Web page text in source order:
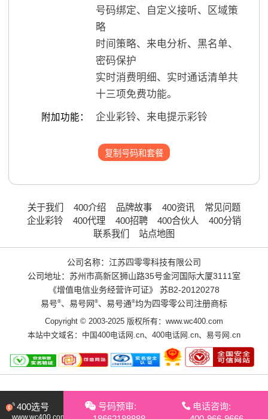
号码绑定、自定义接听、区域策
略
时间策略、来电分析、黑名单、
密码保护
实时消费明细、实时通话清单共
十三项免费功能。
附加功能： 企业彩铃、来电提示彩铃
复制号码和套餐
关于我们 400介绍 品牌故事 400资讯
常见问题
企业彩铃
400代理 400招聘 400合伙人
400分销
联系我们
站点地图
公司名称：江苏四零零科技有限公司
公司地址：苏州市高新区狮山路35号金河国际大厦3111室
《增值电信业务经营许可证》
苏B2-20120278
易号®、易号网 ®、易号通®均为四零零公司注册商标
Copyright © 2003-2025 版权所有：www.wc400.com
本站中文域名： 中国400电话网.cn、 400电话网.cn、 易号网.cn
400选号
www.wc400.com
号码预审:
电话咨询: